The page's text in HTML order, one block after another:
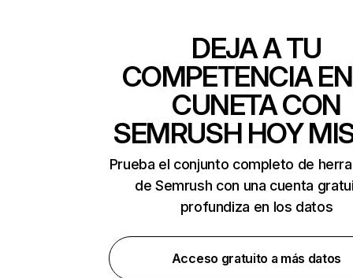
DEJA A TU
COMPETENCIA
CUNETA CON
SEMRUSH HOY
Prueba el conjunto completo de
de Semrush con una cuenta
profundiza en los datos
Acceso gratuito a más datos